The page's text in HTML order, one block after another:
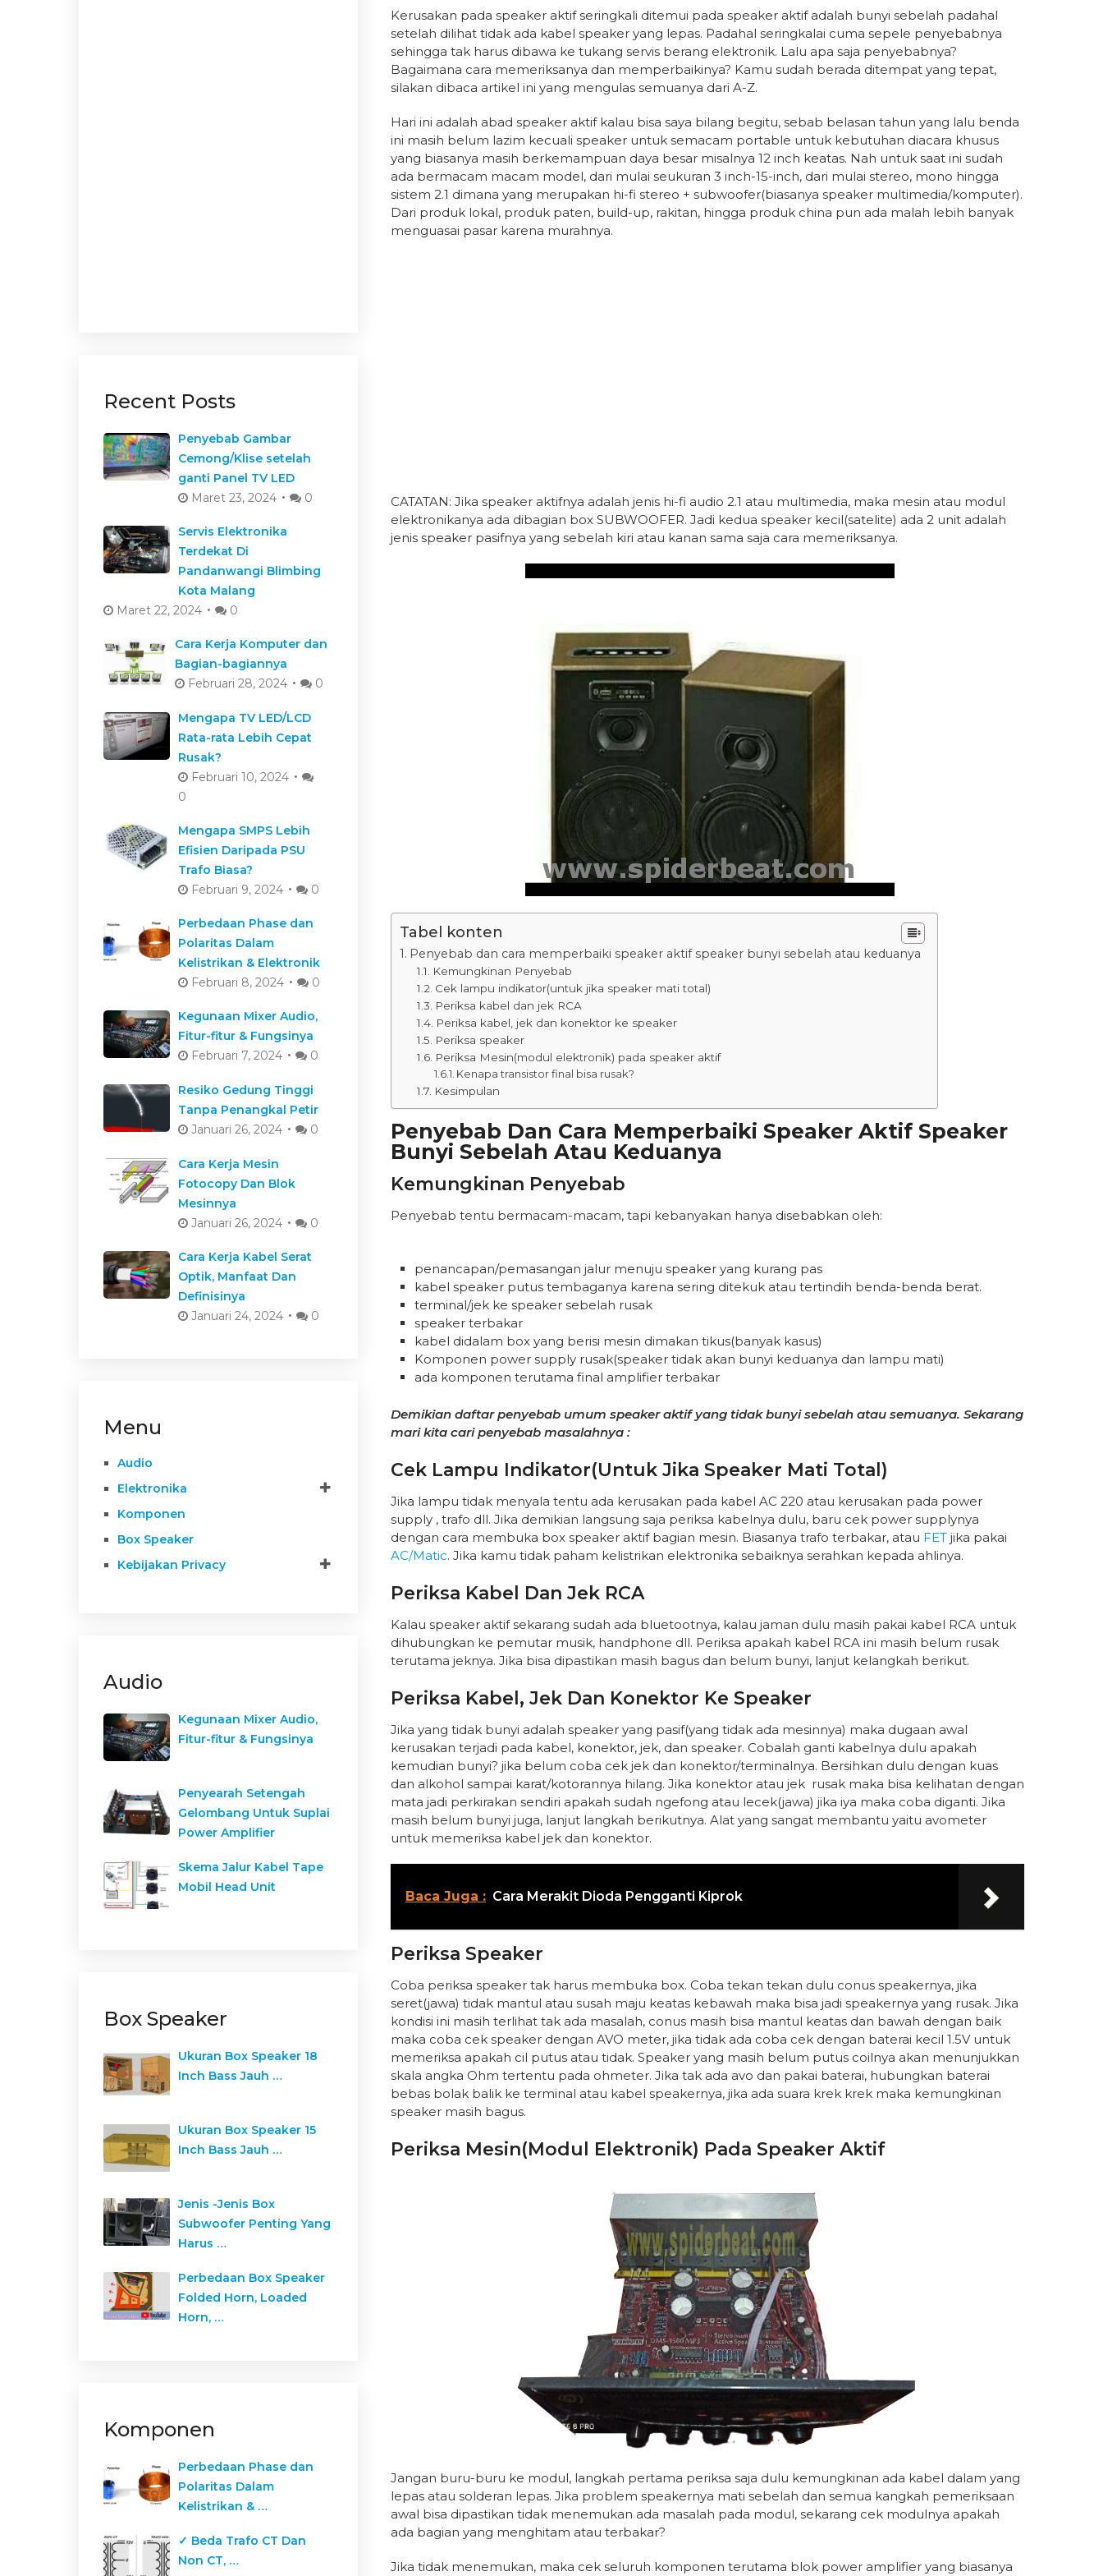
Kerusakan pada speaker aktif seringkali ditemui pada speaker aktif adalah bunyi sebelah padahal
setelah dilihat tidak ada kabel speaker yang lepas. Padahal seringkalai cuma sepele penyebabnya
sehingga tak harus dibawa ke tukang servis berang elektronik. Lalu apa saja penyebabnya?
Bagaimana cara memeriksanya dan memperbaikinya? Kamu sudah berada ditempat yang tepat,
silakan dibaca artikel ini yang mengulas semuanya dari A-Z.
Hari ini adalah abad speaker aktif kalau bisa saya bilang begitu, sebab belasan tahun yang lalu benda
ini masih belum lazim kecuali speaker untuk semacam portable untuk kebutuhan diacara khusus
yang biasanya masih berkemampuan daya besar misalnya 12 inch keatas. Nah untuk saat ini sudah
ada bermacam macam model, dari mulai seukuran 3 inch-15-inch, dari mulai stereo, mono hingga
sistem 2.1 dimana yang merupakan hi-fi stereo + subwoofer(biasanya speaker multimedia/komputer).
Dari produk lokal, produk paten, build-up, rakitan, hingga produk china pun ada malah lebih banyak
menguasai pasar karena murahnya.
CATATAN: Jika speaker aktifnya adalah jenis hi-fi audio 2.1 atau multimedia, maka mesin atau modul
elektronikanya ada dibagian box SUBWOOFER. Jadi kedua speaker kecil(satelite) ada 2 unit adalah
jenis speaker pasifnya yang sebelah kiri atau kanan sama saja cara memeriksanya.
Tabel konten
Penyebab dan cara memperbaiki speaker aktif speaker bunyi sebelah atau keduanya
Kemungkinan Penyebab
Cek lampu indikator(untuk jika speaker mati total)
Periksa kabel dan jek RCA
Periksa kabel, jek dan konektor ke speaker
Periksa speaker
Periksa Mesin(modul elektronik) pada speaker aktif
Kenapa transistor final bisa rusak?
Kesimpulan
Penyebab Dan Cara Memperbaiki Speaker Aktif Speaker
Bunyi Sebelah Atau Keduanya
Kemungkinan Penyebab
Penyebab tentu bermacam-macam, tapi kebanyakan hanya disebabkan oleh:
penancapan/pemasangan jalur menuju speaker yang kurang pas
kabel speaker putus tembaganya karena sering ditekuk atau tertindih benda-benda berat.
terminal/jek ke speaker sebelah rusak
speaker terbakar
kabel didalam box yang berisi mesin dimakan tikus(banyak kasus)
Komponen power supply rusak(speaker tidak akan bunyi keduanya dan lampu mati)
ada komponen terutama final amplifier terbakar
Demikian daftar penyebab umum speaker aktif yang tidak bunyi sebelah atau semuanya. Sekarang
mari kita cari penyebab masalahnya :
Cek Lampu Indikator(untuk Jika Speaker Mati Total)
Jika lampu tidak menyala tentu ada kerusakan pada kabel AC 220 atau kerusakan pada power
supply , trafo dll. Jika demikian langsung saja periksa kabelnya dulu, baru cek power supplynya
dengan cara membuka box speaker aktif bagian mesin. Biasanya trafo terbakar, atau FET jika pakai
AC/Matic. Jika kamu tidak paham kelistrikan elektronika sebaiknya serahkan kepada ahlinya.
Periksa Kabel Dan Jek RCA
Kalau speaker aktif sekarang sudah ada bluetootnya, kalau jaman dulu masih pakai kabel RCA untuk
dihubungkan ke pemutar musik, handphone dll. Periksa apakah kabel RCA ini masih belum rusak
terutama jeknya. Jika bisa dipastikan masih bagus dan belum bunyi, lanjut kelangkah berikut.
Periksa Kabel, Jek Dan Konektor Ke Speaker
Jika yang tidak bunyi adalah speaker yang pasif(yang tidak ada mesinnya) maka dugaan awal
kerusakan terjadi pada kabel, konektor, jek, dan speaker. Cobalah ganti kabelnya dulu apakah
kemudian bunyi? jika belum coba cek jek dan konektor/terminalnya. Bersihkan dulu dengan kuas
dan alkohol sampai karat/kotorannya hilang. Jika konektor atau jek rusak maka bisa kelihatan dengan
mata jadi perkirakan sendiri apakah sudah ngefong atau lecek(jawa) jika iya maka coba diganti. Jika
masih belum bunyi juga, lanjut langkah berikutnya. Alat yang sangat membantu yaitu avometer
untuk memeriksa kabel jek dan konektor.
Baca Juga : Cara Merakit Dioda Pengganti Kiprok
Periksa Speaker
Coba periksa speaker tak harus membuka box. Coba tekan tekan dulu conus speakernya, jika
seret(jawa) tidak mantul atau susah maju keatas kebawah maka bisa jadi speakernya yang rusak. Jika
kondisi ini masih terlihat tak ada masalah, conus masih bisa mantul keatas dan bawah dengan baik
maka coba cek speaker dengan AVO meter, jika tidak ada coba cek dengan baterai kecil 1.5V untuk
memeriksa apakah cil putus atau tidak. Speaker yang masih belum putus coilnya akan menunjukkan
skala angka Ohm tertentu pada ohmeter. Jika tak ada avo dan pakai baterai, hubungkan baterai
bebas bolak balik ke terminal atau kabel speakernya, jika ada suara krek krek maka kemungkinan
speaker masih bagus.
Periksa Mesin(modul Elektronik) Pada Speaker Aktif
Jangan buru-buru ke modul, langkah pertama periksa saja dulu kemungkinan ada kabel dalam yang
lepas atau solderan lepas. Jika problem speakernya mati sebelah dan semua kangkah pemeriksaan
awal bisa dipastikan tidak menemukan ada masalah pada modul, sekarang cek modulnya apakah
ada bagian yang menghitam atau terbakar?
Jika tidak menemukan, maka cek seluruh komponen terutama blok power amplifier yang biasanya
Recent Posts
Penyebab Gambar
Cemong/Klise setelah
ganti Panel TV LED
Maret 23, 2024
0
Servis Elektronika
Terdekat Di
Pandanwangi Blimbing
Kota Malang
Maret 22, 2024
0
Cara Kerja Komputer dan
Bagian-bagiannya
Februari 28, 2024
0
Mengapa TV LED/LCD
Rata-rata Lebih Cepat
Rusak?
Februari 10, 2024
0
Mengapa SMPS Lebih
Efisien Daripada PSU
Trafo Biasa?
Februari 9, 2024
0
Perbedaan Phase dan
Polaritas Dalam
Kelistrikan & Elektronik
Februari 8, 2024
0
Kegunaan Mixer Audio,
Fitur-fitur & Fungsinya
Februari 7, 2024
0
Resiko Gedung Tinggi
Tanpa Penangkal Petir
Januari 26, 2024
0
Cara Kerja Mesin
Fotocopy Dan Blok
Mesinnya
Januari 26, 2024
0
Cara Kerja Kabel Serat
Optik, Manfaat Dan
Definisinya
Januari 24, 2024
0
Menu
Audio
Elektronika
Komponen
Box Speaker
Kebijakan Privacy
Audio
Kegunaan Mixer Audio,
Fitur-fitur & Fungsinya
Penyearah Setengah
Gelombang Untuk Suplai
Power Amplifier
Skema Jalur Kabel Tape
Mobil Head Unit
Box Speaker
Ukuran Box Speaker 18
Inch Bass Jauh …
Ukuran Box Speaker 15
Inch Bass Jauh …
Jenis -Jenis Box
Subwoofer Penting Yang
Harus …
Perbedaan Box Speaker
Folded Horn, Loaded
Horn, …
Komponen
Perbedaan Phase dan
Polaritas Dalam
Kelistrikan & …
✓ Beda Trafo CT Dan
Non CT, …